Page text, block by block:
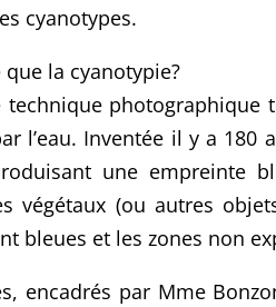
cyanotypes.
que la cyanotypie?
technique
l’eau. Inventée il y a
une empreinte
végétaux (ou autres
bleues et les zones non
encadrés par Mme